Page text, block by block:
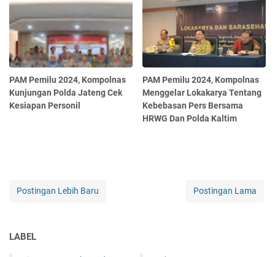
PAM Pemilu 2024, Kompolnas
Kunjungan Polda Jateng Cek
Kesiapan Personil
PAM Pemilu 2024, Kompolnas
Menggelar Lokakarya Tentang
Kebebasan Pers Bersama
HRWG Dan Polda Kaltim
Postingan Lebih Baru Postingan Lama
LABEL